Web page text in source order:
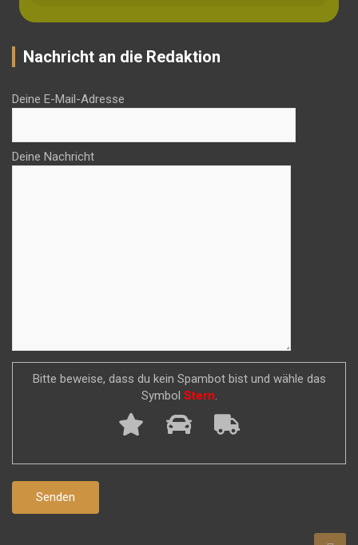
Nachricht an die Redaktion
Deine E-Mail-Adresse
Deine Nachricht
Bitte beweise, dass du kein Spambot bist und wähle das
Symbol Stern.